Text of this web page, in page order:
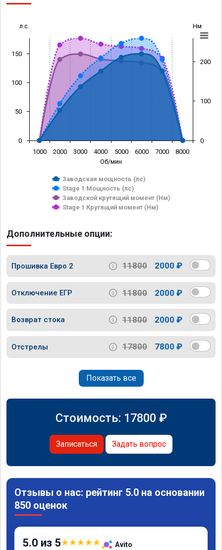
Об/мин
л.с. Нм
Заводская мощность (лс)
Stage 1 Мощность (лс)
Заводской крутящий момент (Нм)
Stage 1 Крутящий момент (Нм)
1000 2000 3000 4000 5000 6000 7000 8000
0
50
100
150
0
100
200
Дополнительные опции:
Прошивка Евро 2 11800 2000 ₽
Отключение ЕГР 11800 2000 ₽
Возврат стока 11800 2000 ₽
Отстрелы 17800 7800 ₽
Показать все
Стоимость: 17800 ₽
Записаться Задать вопрос
Отзывы о нас: рейтинг 5.0 на основании
850 оценок
5.0 из 5★★★★★ Avito